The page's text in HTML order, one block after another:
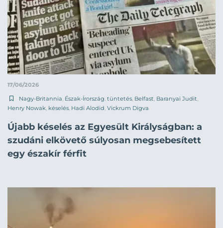
17/06/2026
Nagy-Britannia Észak-Írország tüntetés Belfast Baranyai Judit
Henry Nowak késelés Hadi Alodid Vickrum Digva
Újabb késelés az Egyesült Királyságban: a
szudáni elkövető súlyosan megsebesített
egy északír férfit